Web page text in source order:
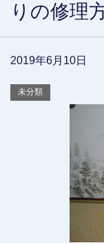
りの修理
2019年6月10日
未分類